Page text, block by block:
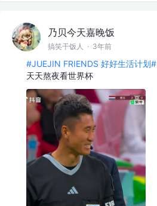
乃贝今天嘉晚饭
搞笑干饭人 · 3年前
#JUEJIN FRIENDS 好好生活计划#
天天熬夜看世界杯